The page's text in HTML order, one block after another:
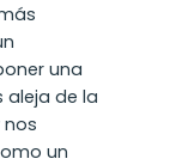
una
aleja de la
un